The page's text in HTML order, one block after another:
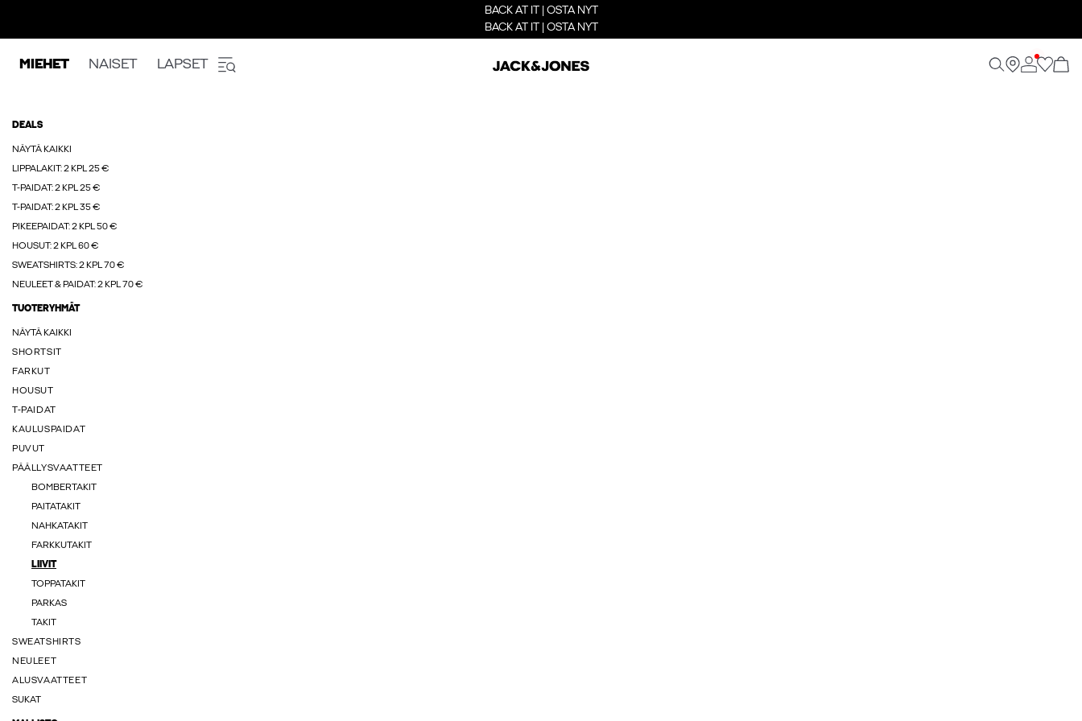
BACK AT IT | OSTA NYT
BACK AT IT | OSTA NYT
MIEHET NAISET LAPSET
DEALS
NÄYTÄ KAIKKI
LIPPALAKIT: 2 KPL 25 €
T-PAIDAT: 2 KPL 25 €
T-PAIDAT: 2 KPL 35 €
PIKEEPAIDAT: 2 KPL 50 €
HOUSUT: 2 KPL 60 €
SWEATSHIRTS: 2 KPL 70 €
NEULEET & PAIDAT: 2 KPL 70 €
TUOTERYHMÄT
NÄYTÄ KAIKKI
SHORTSIT
FARKUT
HOUSUT
T-PAIDAT
KAULUSPAIDAT
PUVUT
PÄÄLLYSVAATTEET
BOMBERTAKIT
PAITATAKIT
NAHKATAKIT
FARKKUTAKIT
LIIVIT
TOPPATAKIT
PARKAS
TAKIT
SWEATSHIRTS
NEULEET
ALUSVAATTEET
SUKAT